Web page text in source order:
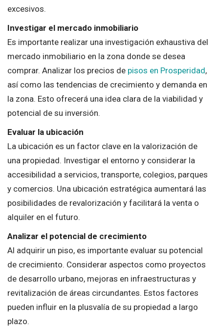
excesivos.
Investigar el mercado inmobiliario
Es importante realizar una investigación exhaustiva del
mercado inmobiliario en la zona donde se desea
comprar. Analizar los precios de pisos en Prosperidad,
así como las tendencias de crecimiento y demanda en
la zona. Esto ofrecerá una idea clara de la viabilidad y
potencial de su inversión.
Evaluar la ubicación
La ubicación es un factor clave en la valorización de
una propiedad. Investigar el entorno y considerar la
accesibilidad a servicios, transporte, colegios, parques
y comercios. Una ubicación estratégica aumentará las
posibilidades de revalorización y facilitará la venta o
alquiler en el futuro.
Analizar el potencial de crecimiento
Al adquirir un piso, es importante evaluar su potencial
de crecimiento. Considerar aspectos como proyectos
de desarrollo urbano, mejoras en infraestructuras y
revitalización de áreas circundantes. Estos factores
pueden influir en la plusvalía de su propiedad a largo
plazo.